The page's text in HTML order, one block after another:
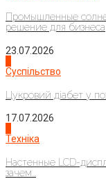
Промышленные
решение для бизнеса
23.07.2026
Суспільство
Цукровий діабет у
17.07.2026
Техніка
Настенные LCD-
зачем...